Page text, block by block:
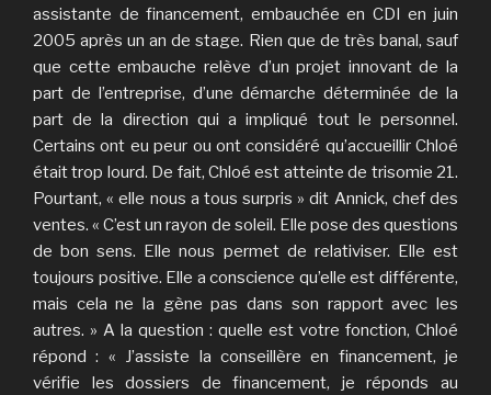
assistante de financement, embauchée en CDI en juin
2005 après un an de stage. Rien que de très banal, sauf
que cette embauche relève d’un projet innovant de la
part de l’entreprise, d’une démarche déterminée de la
part de la direction qui a impliqué tout le personnel.
Certains ont eu peur ou ont considéré qu’accueillir Chloé
était trop lourd. De fait, Chloé est atteinte de trisomie 21.
Pourtant, « elle nous a tous surpris » dit Annick, chef des
ventes. « C’est un rayon de soleil. Elle pose des questions
de bon sens. Elle nous permet de relativiser. Elle est
toujours positive. Elle a conscience qu’elle est différente,
mais cela ne la gène pas dans son rapport avec les
autres. » A la question : quelle est votre fonction, Chloé
répond : « J’assiste la conseillère en financement, je
vérifie les dossiers de financement, je réponds au